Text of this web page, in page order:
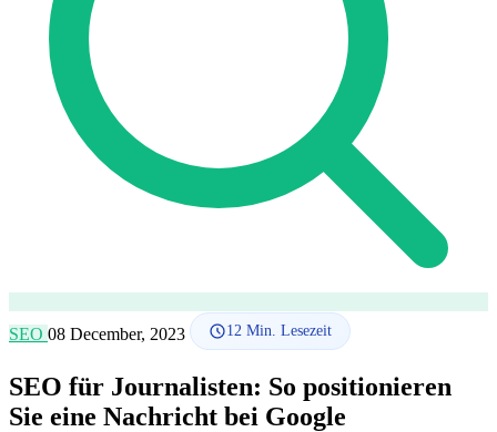
Beratung
SEO-Mentoring
So funktioniert es
Sprache
🇪🇸 ES
🇬🇧 EN 🇮🇹 IT
SEO 08 December, 2023 12 Min. Lesezeit
SEO für Journalisten: So positionieren
Sie eine Nachricht bei Google